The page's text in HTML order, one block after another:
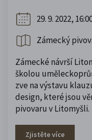
29. 9. 2022,
Zámecký
Zámecké návrší
školou
zve na výstavu
design, které jsou
pivovaru v Litomyšli.
Zjistěte více